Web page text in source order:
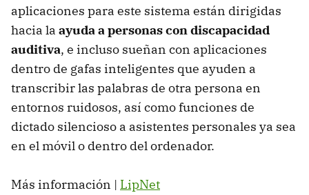
aplicaciones para este sistema están dirigidas
hacia la ayuda a personas con discapacidad
auditiva, e incluso sueñan con aplicaciones
dentro de gafas inteligentes que ayuden a
transcribir las palabras de otra persona en
entornos ruidosos, así como funciones de
dictado silencioso a asistentes personales ya sea
en el móvil o dentro del ordenador.
Más información | LipNet